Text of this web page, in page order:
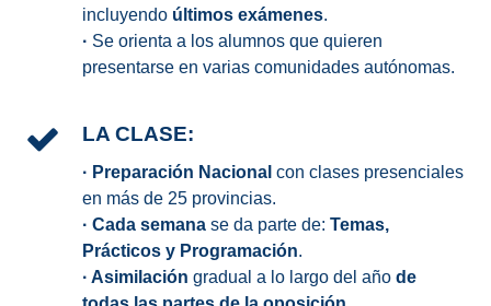
incluyendo últimos exámenes.
· Se orienta a los alumnos que quieren
presentarse en varias comunidades autónomas.
LA CLASE:
· Preparación Nacional con clases presenciales
en más de 25 provincias.
·Cada semana se da parte de:Temas,
Prácticos y Programación.
·Asimilación gradual a lo largo del añode